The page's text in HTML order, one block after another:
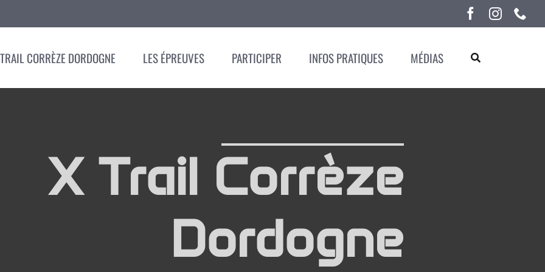
CORRÈZE DORDOGNE LES ÉPREUVES PARTICIPER INFOS PRATIQUES MÉDIAS
X Trail Corrèze
Dordogne